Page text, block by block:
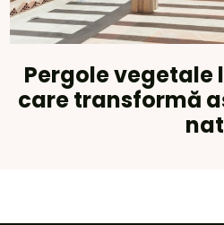
Pergole
care transformă